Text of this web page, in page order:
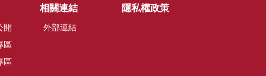
開
區
區
相關連結
外部連結
隱私權政策